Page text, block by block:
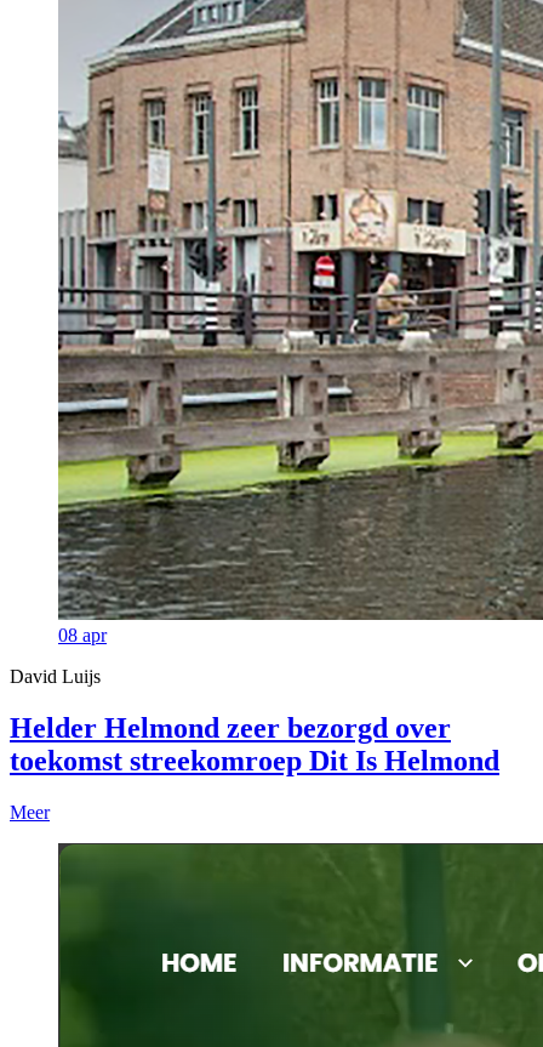
08 apr
David Luijs
Helder Helmond zeer bezorgd over
toekomst streekomroep Dit Is Helmond
Meer